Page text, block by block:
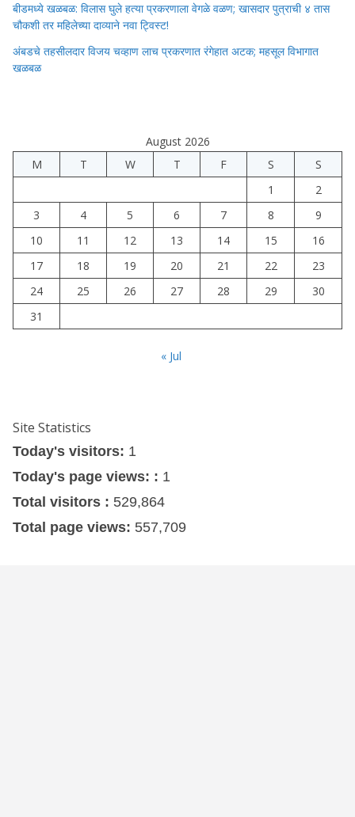
बीडमध्ये खळबळ: विलास घुले हत्या प्रकरणाला वेगळे वळण; खासदार पुत्राची ४ तास
चौकशी तर महिलेच्या दाव्याने नवा ट्विस्ट!
अंबडचे तहसीलदार विजय चव्हाण लाच प्रकरणात रंगेहात अटक; महसूल विभागात
खळबळ
August 2026
M
T W T F S
S
1
2
3
4 5 6 7 8
9
10
11 12 13 14 15
16
17
18 19 20 21 22
23
24
25 26 27 28 29
30
31
« Jul
Site Statistics
Today's visitors: 1
Today's page views: : 1
Total visitors : 529,864
Total page views: 557,709